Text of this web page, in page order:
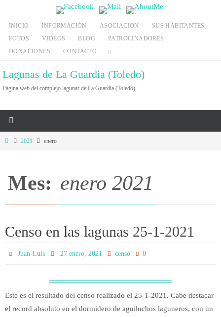
contenido
INICIO INFORMACIÓN ASOCIACION
SUS HABITANTES
FOTOS
VIDEOS BLOG
PATROCINADORES
DONACIONES
CONTACTO
Lagunas de La Guardia (Toledo)
Página web del complejo lagunar de La Guardia (Toledo)
Inicio2021 enero
Mes: enero 2021
Censo en las lagunas 25-1-2021
Juan-Luis 27 enero, 2021 censo 0
Este es el resultado del censo realizado el 25-1-2021. Cabe destacar
el record absoluto en el dormidero de aguiluchos laguneros, con un